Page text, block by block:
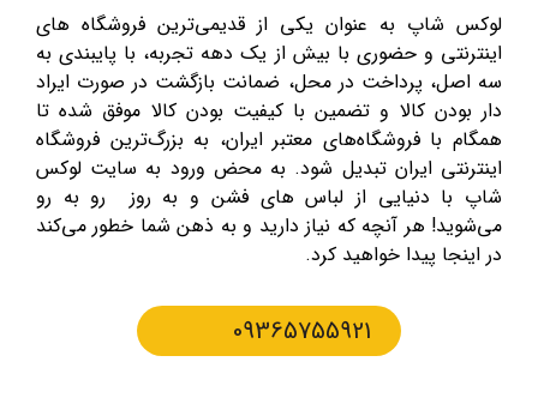
لوکس شاپ به عنوان یکی از قدیمی‌ترین فروشگاه های
اینترنتی و حضوری با بیش از یک دهه تجربه، با پایبندی به
سه اصل، پرداخت در محل، ضمانت بازگشت در صورت ایراد
دار بودن کالا و تضمین با کیفیت بودن کالا موفق شده تا
همگام با فروشگاه‌های معتبر ایران، به بزرگ‌ترین فروشگاه
اینترنتی ایران تبدیل شود. به محض ورود به سایت لوکس
شاپ با دنیایی از لباس های فشن و به روز رو به رو
می‌شوید! هر آنچه که نیاز دارید و به ذهن شما خطور می‌کند
در اینجا پیدا خواهید کرد.
09365755921